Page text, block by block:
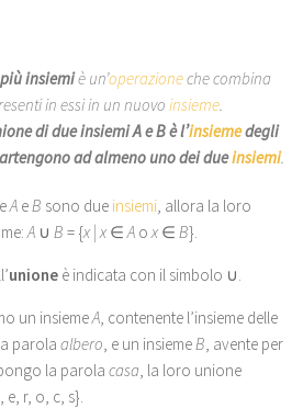
insiemiè un’operazioneche combina
in essi in un nuovo insieme
di due insiemiAeBè l’insiemedegli
ad almeno uno dei dueinsiemi.
A eB sono due insiemi , allora la loro
A ∪ B = {x | x ∈ A o x ∈ B}.
unione è indicata con il simbolo ∪.
un insiemeA , contenente l’insieme delle
parola albero , e un insiemeB , avente per
la parola casa , la loro unione
e, r, o, c, s}.